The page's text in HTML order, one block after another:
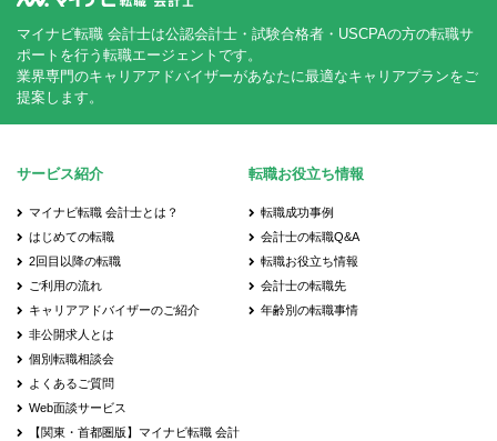
マイナビ転職 会計士は公認会計士・試験合格者・USCPAの方の転職サ
ポートを行う転職エージェントです。
業界専門のキャリアアドバイザーがあなたに最適なキャリアプランをご
提案します。
サービス紹介
マイナビ転職 会計士とは？
はじめての転職
2回目以降の転職
ご利用の流れ
キャリアアドバイザーのご紹介
非公開求人とは
個別転職相談会
よくあるご質問
Web面談サービス
【関東・首都圏版】マイナビ転職 会計
転職お役立ち情報
転職成功事例
会計士の転職Q&A
転職お役立ち情報
会計士の転職先
年齢別の転職事情